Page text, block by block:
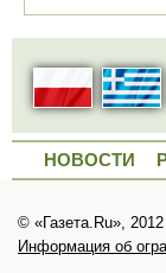
НОВОСТИ
© «Газета.Ru», 2012
Информация об